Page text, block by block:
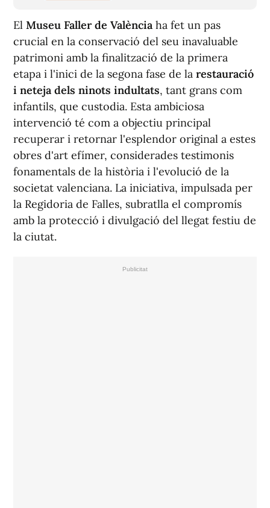
El Museu Faller de València ha fet un pas
crucial en la conservació del seu inavaluable
patrimoni amb la finalització de la primera
etapa i l'inici de la segona fase de la restauració
i neteja dels ninots indultats, tant grans com
infantils, que custodia. Esta ambiciosa
intervenció té com a objectiu principal
recuperar i retornar l'esplendor original a estes
obres d'art efímer, considerades testimonis
fonamentals de la història i l'evolució de la
societat valenciana. La iniciativa, impulsada per
la Regidoria de Falles, subratlla el compromís
amb la protecció i divulgació del llegat festiu de
la ciutat.